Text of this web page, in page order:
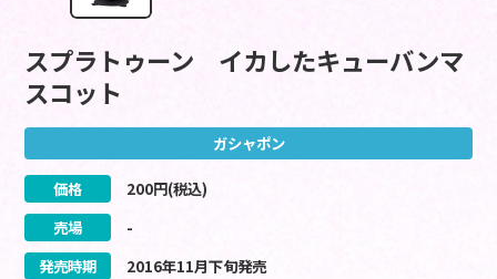
スプラトゥーン イカしたキューバンマ
スコット
ガシャポン
価格 200円(税込)
売場
-
発売時期
2016年11月下旬発売